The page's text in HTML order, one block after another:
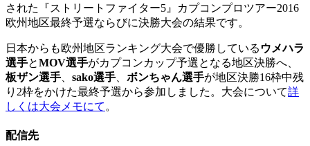
された『ストリートファイター5』カプコンプロツアー2016
欧州地区最終予選ならびに決勝大会の結果です。
日本からも欧州地区ランキング大会で優勝している ウメハラ
選手とMOV選手がカプコンカップ予選となる地区決勝へ、
板ザン選手
sako選手 ボンちゃん選手が地区決勝16枠中残
り2枠をかけた最終予選から参加しました。大会について詳
しくは大会メモにて 。
配信先